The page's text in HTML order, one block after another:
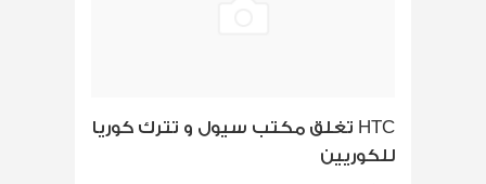
HTC تغلق مكتب سيول و تترك كوريا
للكوريين